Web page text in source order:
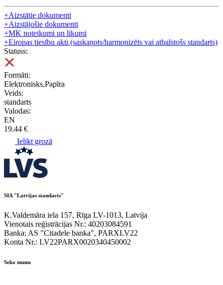
+Aizstātie dokumenti
+Aizstājošie dokumenti
+MK noteikumi un likumi
+Eiropas tiesību akti (saskaņots/harmonizēts vai atbalstošs standarts)
Statuss:
Formāti:
Elektronisks,Papīra
Veids:
standarts
Valodas:
EN
19.44 €
Ielikt grozā
SIA "Latvijas standarts"
K.Valdemāra iela 157, Rīga LV-1013, Latvija
Vienotais reģistrācijas Nr.: 40203084591
Banka: AS "Citadele banka", PARXLV22
Konta Nr.: LV22PARX0020340450002
Seko mums